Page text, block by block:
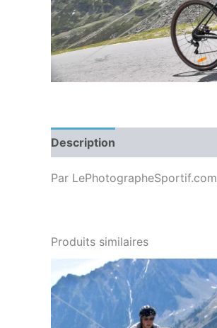
Description
Par LePhotographeSportif.com
Produits similaires